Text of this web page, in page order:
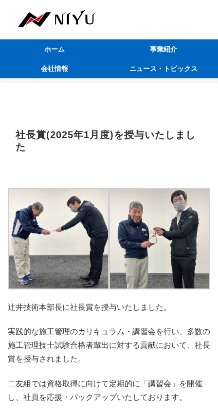
ホーム 事業紹介
会社情報 ニュース・トピックス
社長賞(2025年1月度)を授与いたしまし
た
辻井技術本部長に社長賞を授与いたしました。
実践的な施工管理のカリキュラム・講習会を行い、多数の
施工管理技士試験合格者輩出に対する貢献において、社長
賞を授与されました。
二友組では資格取得に向けて定期的に「講習会」を開催
し、社員を応援・バックアップいたしております。